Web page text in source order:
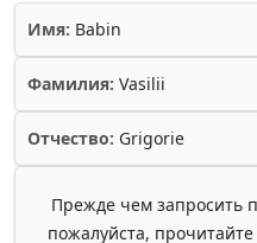
Имя: Babin
Фамилия: Vasilii
Отчество: Grigorie
Прежде чем запросить
пожалуйста, прочитайте